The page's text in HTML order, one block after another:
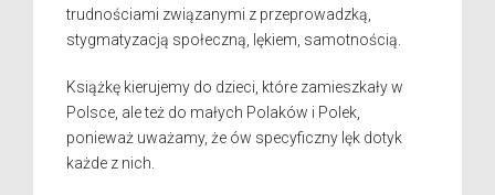
trudnościami związanymi z przeprowadzką,
stygmatyzacją społeczną, lękiem, samotnością.
Książkę kierujemy do dzieci, które zamieszkały w
Polsce, ale też do małych Polaków i Polek,
ponieważ uważamy, że ów specyficzny lęk dotyk
każde z nich.